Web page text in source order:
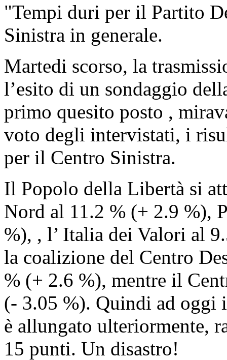
"Tempi duri per il Partito
Sinistra in generale.
Martedi scorso, la
l’esito di un sondaggio
primo quesito posto ,
voto degli intervistati, i
per il Centro Sinistra.
Il Popolo della Libertà si
Nord al 11.2 % (+ 2.9 %),
%), , l’ Italia dei Valori al
la coalizione del Centro
% (+ 2.6 %), mentre il
(- 3.05 %). Quindi ad oggi
è allungato ulteriormente,
15 punti. Un disastro!